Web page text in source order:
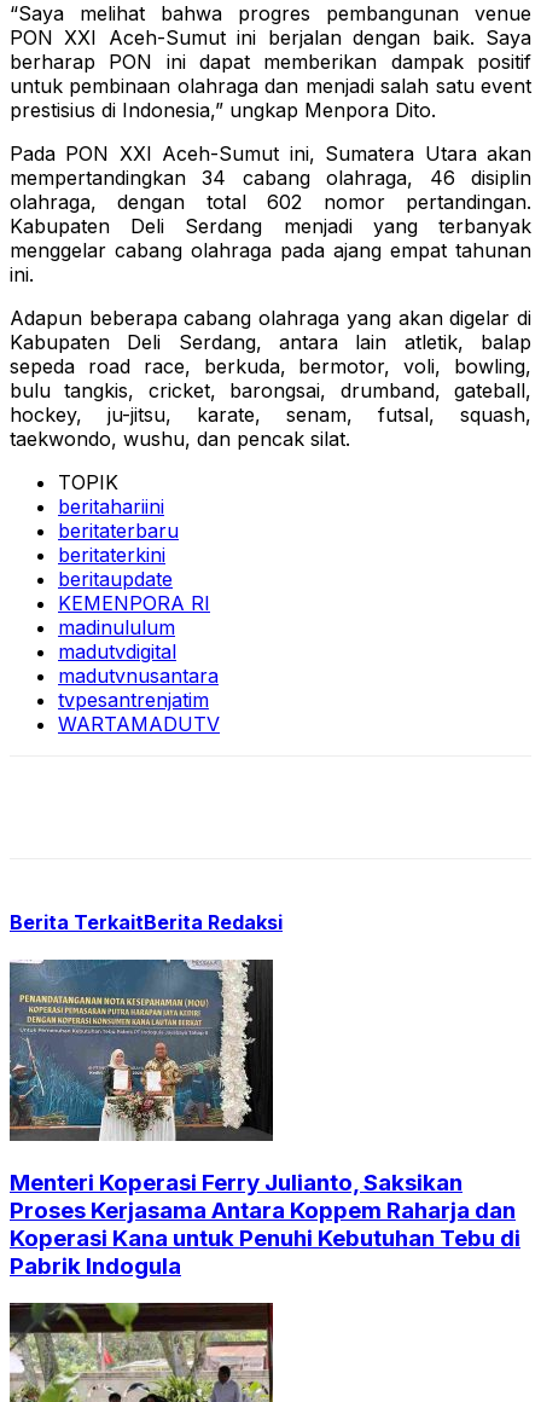
“Saya melihat bahwa progres pembangunan venue
PON XXI Aceh-Sumut ini berjalan dengan baik. Saya
berharap PON ini dapat memberikan dampak positif
untuk pembinaan olahraga dan menjadi salah satu event
prestisius di Indonesia,” ungkap Menpora Dito.
Pada PON XXI Aceh-Sumut ini, Sumatera Utara akan
mempertandingkan 34 cabang olahraga, 46 disiplin
olahraga, dengan total 602 nomor pertandingan.
Kabupaten Deli Serdang menjadi yang terbanyak
menggelar cabang olahraga pada ajang empat tahunan
ini.
Adapun beberapa cabang olahraga yang akan digelar di
Kabupaten Deli Serdang, antara lain atletik, balap
sepeda road race, berkuda, bermotor, voli, bowling,
bulu tangkis, cricket, barongsai, drumband, gateball,
hockey, ju-jitsu, karate, senam, futsal, squash,
taekwondo, wushu, dan pencak silat.
TOPIK
beritahariini
beritaterbaru
beritaterkini
beritaupdate
KEMENPORA RI
madinululum
madutvdigital
madutvnusantara
tvpesantrenjatim
WARTAMADUTV
Berita TerkaitBerita Redaksi
Menteri Koperasi Ferry Julianto, Saksikan
Proses Kerjasama Antara Koppem Raharja dan
Koperasi Kana untuk Penuhi Kebutuhan Tebu di
Pabrik Indogula